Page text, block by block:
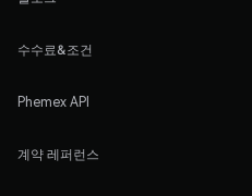
수수료&조건
Phemex API
계약 레퍼런스